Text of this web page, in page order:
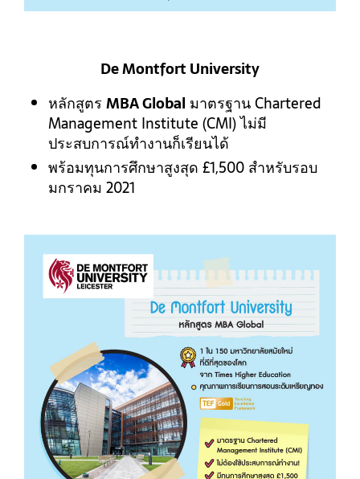
De Montfort University
หลักสูตร MBA Global มาตรฐาน Chartered
Management Institute (CMI) ไม่มี
ประสบการณ์ทำงานก็เรียนได้
พร้อมทุนการศึกษาสูงสุด ‎£1,500 สำหรับรอบ
มกราคม 2021